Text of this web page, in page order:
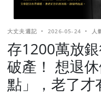
大丈夫週記 • 2026-05-24 • 人
存1200萬放
破產！ 想退
點」，老了才